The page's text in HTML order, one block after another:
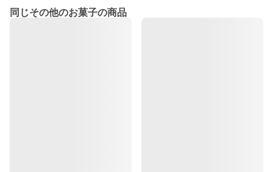
同じその他のお菓子の商品